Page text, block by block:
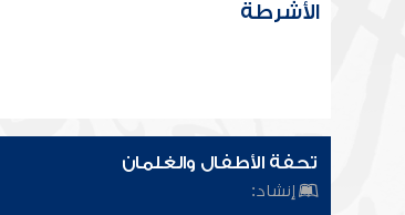
الأشرطة
تحفة الأطفال والغلمان
إنشاد: